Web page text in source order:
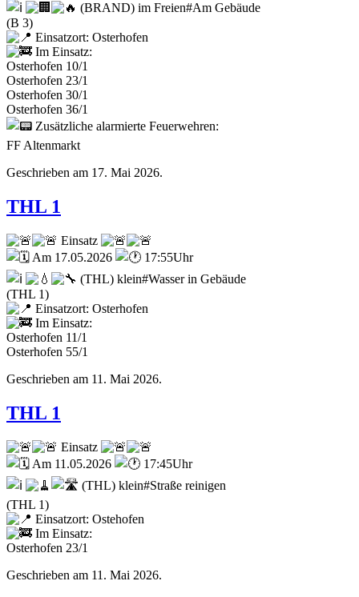
(BRAND) im Freien#Am Gebäude
(B 3)
Einsatzort: Osterhofen
Im Einsatz:
Osterhofen 10/1
Osterhofen 23/1
Osterhofen 30/1
Osterhofen 36/1
Zusätzliche alarmierte Feuerwehren:
FF Altenmarkt
Geschrieben am 17. Mai 2026.
THL 1
Einsatz
Am 17.05.2026
17:55Uhr
(THL) klein#Wasser in Gebäude
(THL 1)
Einsatzort: Osterhofen
Im Einsatz:
Osterhofen 11/1
Osterhofen 55/1
Geschrieben am 11. Mai 2026.
THL 1
Einsatz
Am 11.05.2026
17:45Uhr
(THL) klein#Straße reinigen
(THL 1)
Einsatzort: Ostehofen
Im Einsatz:
Osterhofen 23/1
Geschrieben am 11. Mai 2026.